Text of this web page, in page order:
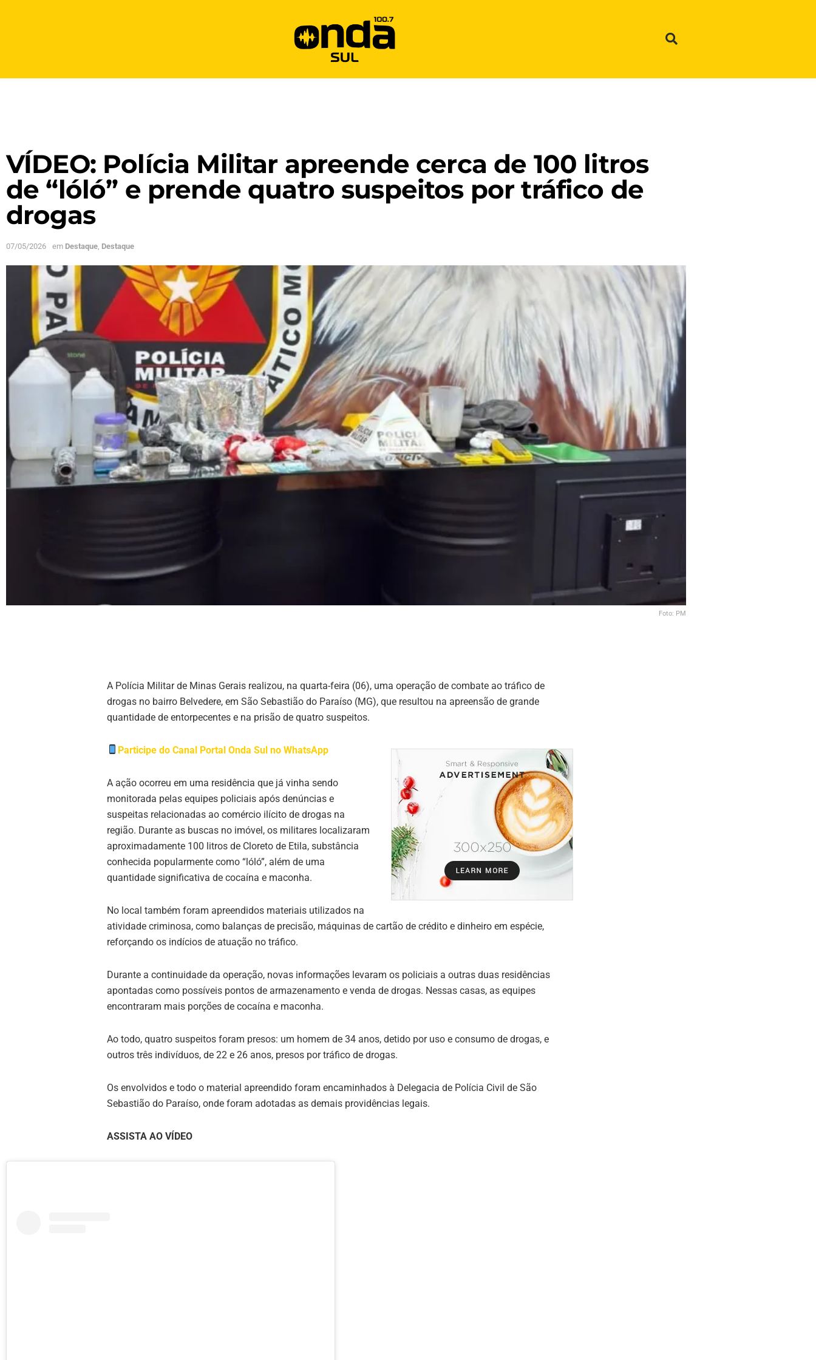
VÍDEO: Polícia Militar apreende cerca de 100 litros
de “lóló” e prende quatro suspeitos por tráfico de
drogas
07/05/2026 em Destaque Destaque
Foto: PM
A Polícia Militar de Minas Gerais realizou, na quarta-feira (06), uma operação de combate ao tráfico de
drogas no bairro Belvedere, em São Sebastião do Paraíso (MG), que resultou na apreensão de grande
quantidade de entorpecentes e na prisão de quatro suspeitos.
Participe do Canal Portal Onda Sul no WhatsApp
A ação ocorreu em uma residência que já vinha sendo
monitorada pelas equipes policiais após denúncias e
suspeitas relacionadas ao comércio ilícito de drogas na
região. Durante as buscas no imóvel, os militares localizaram
aproximadamente 100 litros de Cloreto de Etila, substância
conhecida popularmente como “lóló”, além de uma
quantidade significativa de cocaína e maconha.
No local também foram apreendidos materiais utilizados na
atividade criminosa, como balanças de precisão, máquinas de cartão de crédito e dinheiro em espécie,
reforçando os indícios de atuação no tráfico.
Durante a continuidade da operação, novas informações levaram os policiais a outras duas residências
apontadas como possíveis pontos de armazenamento e venda de drogas. Nessas casas, as equipes
encontraram mais porções de cocaína e maconha.
Ao todo, quatro suspeitos foram presos: um homem de 34 anos, detido por uso e consumo de drogas, e
outros três indivíduos, de 22 e 26 anos, presos por tráfico de drogas.
Os envolvidos e todo o material apreendido foram encaminhados à Delegacia de Polícia Civil de São
Sebastião do Paraíso, onde foram adotadas as demais providências legais.
ASSISTA AO VÍDEO